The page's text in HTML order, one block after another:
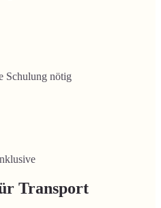
Schulung nötig
Transport